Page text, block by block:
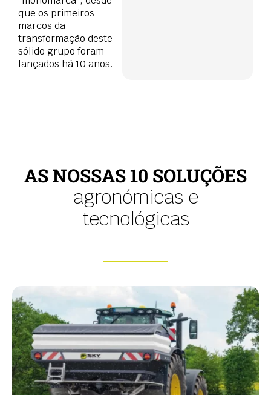
que os primeiros
marcos da
transformação deste
sólido grupo foram
lançados há 10 anos.
AS NOSSAS 10 SOLUÇÕES
agronómicas e
tecnológicas